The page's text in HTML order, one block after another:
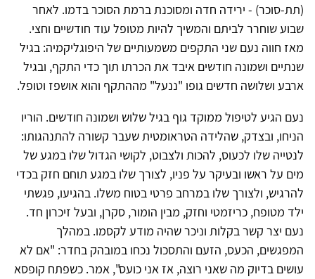
(תת-סוכר) - ירידה חדה ומסוכנת ברמת הסוכר בדמו. לאחר
שבוע שוחרר לביתם והמשיך להיות מטופל עוד חודשיים וחצי.
מאז חווה נעם שני התקפים משמעותיים של היפוגליקמיה: בגיל
שנתיים ושמונה חודשים איבד את הכרתו תוך כדי התקף, ובגיל
ארבע ושלושה חדשים גופו "ננעל" מההתקף והוא אושפז וטופל.
נעם הגיע לטיפול ממוקד גוף בגיל שלוש ושמונה חודשים. הוריו
הניחו, ובצדק, שהלידה הטראומטית שעבר קשורה להתנהגותו:
לנטייה שלו לכעוס, להכות ולצבוט, לקושי הגדול שלו במגע של
מים על ראשו ובעיקר על פניו, לצורך שלו במגע תוחם חזק בכדי
להרגיש, ולצורך שלו במרחב פרטי בטוח משלו. בהגיעו, פגשתי
ילד מטופח, כריזמטי וחזק, מבין הומור, סקרן, ובעל זיכרון חד.
נעם יצר קשר בקלות וניכר שהיה מודע לקסמו. במהלך
המפגשים, הכעס, הזעם והתסכול נכחו במובהק בחדר: "אם לא
עושים בדיוק מה שאני רוצה, אז אני כועס", אמר. כשפתח קופסא